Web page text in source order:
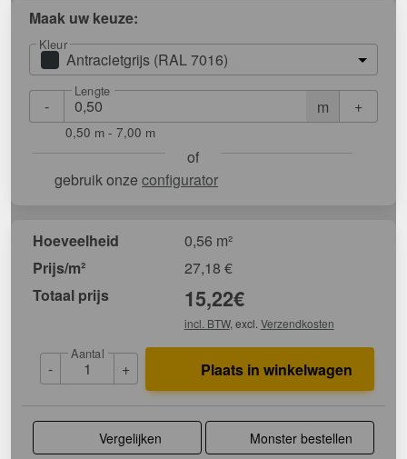
Maak uw keuze:
Kleur
Antracietgrijs (RAL 7016)
- m
Lengte
+
0,50 m - 7,00 m
of
gebruik onze configurator
Hoeveelheid
0,56 m²
Prijs/m²
27,18 €
Totaal prijs
15,22€
incl. BTW, excl. Verzendkosten
-
Aantal
+ Plaats in winkelwagen
Vergelijken Monster bestellen